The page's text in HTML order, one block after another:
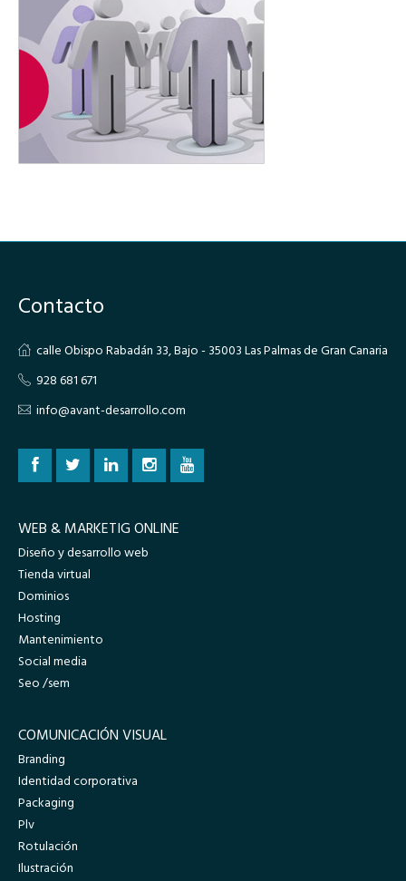
Contacto
calle Obispo Rabadán 33, Bajo - 35003 Las Palmas de Gran Canaria
928 681 671
info@avant-desarrollo.com
WEB & MARKETIG ONLINE
Diseño y desarrollo web
Tienda virtual
Dominios
Hosting
Mantenimiento
Social media
Seo /sem
COMUNICACIÓN VISUAL
Branding
Identidad corporativa
Packaging
Plv
Rotulación
Ilustración